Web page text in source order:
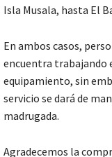
Isla Musala, hasta El
En ambos casos,
encuentra trabajando
equipamiento, sin
servicio se dará de
madrugada.
Agradecemos la